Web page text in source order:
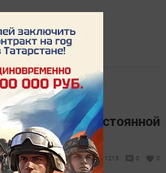
от нашей постоянной
04:11 1215 0 0